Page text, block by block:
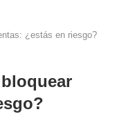
¿estás en riesgo?